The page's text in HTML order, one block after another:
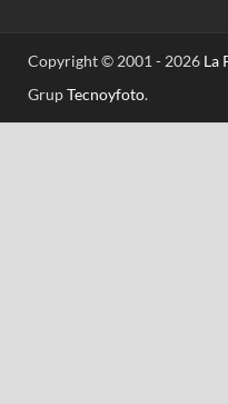
Copyright © 2001 - 2026 La
GrupTecnoyfoto.